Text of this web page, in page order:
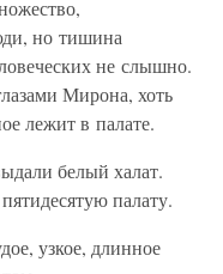
но тишина
не слышно.
Мирона, хоть
лежит в палате.
белый халат.
палату.
узкое, длинное